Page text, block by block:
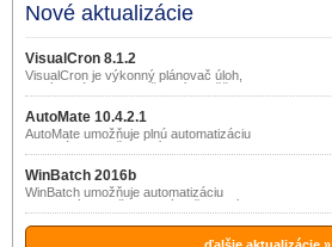
Nové aktualizácie
VisualCron 8.1.2
VisualCron je výkonný plánovač úloh,
ktorý ponúka viac možností a väčšiu
flexibilitu ako štandardný plánovač, ktorý
je súčasťou Windows.
AutoMate 10.4.2.1
AutoMate umožňuje plnú automatizáciu
opakujúcich sa činností.
WinBatch 2016b
WinBatch umožňuje automatizáciu
ľubovoľných, každodenných činností,
ktoré vykonávate na vašom počítači
(spúšťanie aplikácií, zálohovanie a